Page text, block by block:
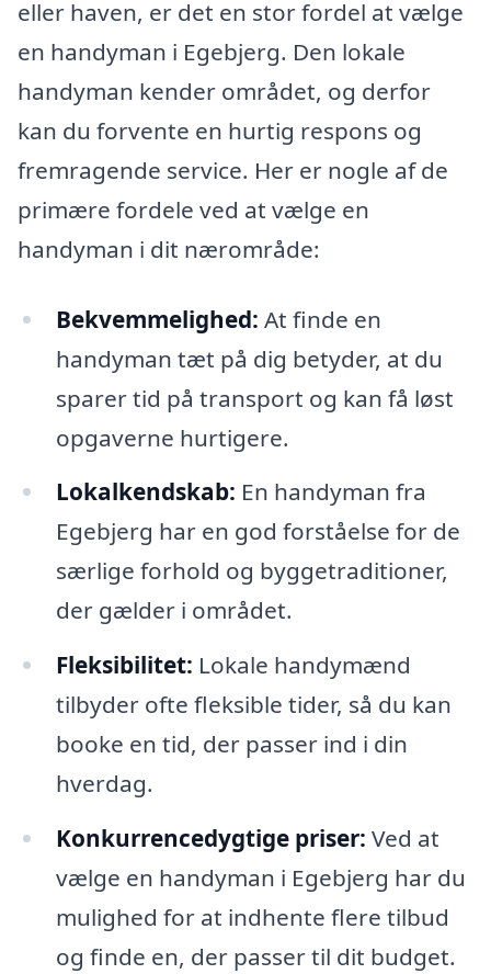
eller haven, er det en stor fordel at vælge
en handyman i Egebjerg. Den lokale
handyman kender området, og derfor
kan du forvente en hurtig respons og
fremragende service. Her er nogle af de
primære fordele ved at vælge en
handyman i dit nærområde:
Bekvemmelighed: At finde en
handyman tæt på dig betyder, at du
sparer tid på transport og kan få løst
opgaverne hurtigere.
Lokalkendskab: En handyman fra
Egebjerg har en god forståelse for de
særlige forhold og byggetraditioner,
der gælder i området.
Fleksibilitet: Lokale handymænd
tilbyder ofte fleksible tider, så du kan
booke en tid, der passer ind i din
hverdag.
Konkurrencedygtige priser: Ved at
vælge en handyman i Egebjerg har du
mulighed for at indhente flere tilbud
og finde en, der passer til dit budget.